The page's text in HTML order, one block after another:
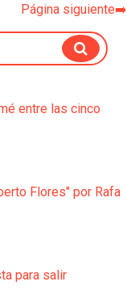
Página siguiente➡️
entre las cinco
Flores" por Rafa
para salir